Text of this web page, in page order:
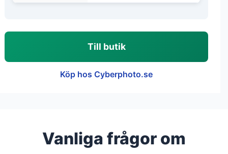
Till butik
Köp hos Cyberphoto.se
Vanliga frågor om